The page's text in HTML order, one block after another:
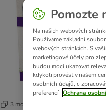
3 možností
Pomozte
Na našich webových
Používáme základní
webových stránkách. S
marketingové účely pro
budou moci ukazovat
kdykoli provést v našem
osobních údajů, o
preferencí Ochrana